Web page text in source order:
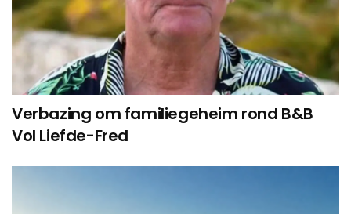
Verbazing om familiegeheim rond B&B
Vol Liefde-Fred